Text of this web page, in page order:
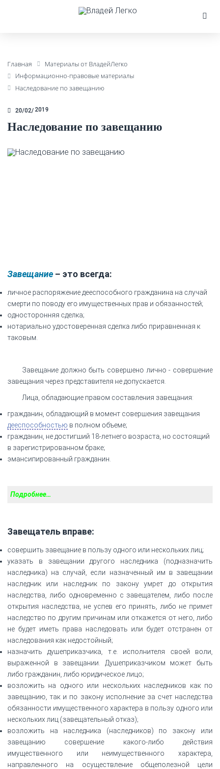
Главная
Материалы от ВладейЛегко
Информационно-правовые материалы
Наследование по завещанию
20/02 2019
Наследование по завещанию
Завещание – это всегда:
личное распоряжение дееспособного гражданина на случай
смерти по поводу его имущественных прав и обязанностей;
односторонняя сделка;
нотариально удостоверенная сделка либо приравненная к
таковым.
Завещание должно быть совершено лично - совершение
завещания через представителя не допускается.
Лица, обладающие правом составления завещания:
гражданин, обладающий в момент совершения завещания
дееспособностью в полном объеме;
гражданин, не достигший 18-летнего возраста, но состоящий
в зарегистрированном браке;
эмансипированный гражданин.
Подробнее…
Завещатель вправе:
совершить завещание в пользу одного или нескольких лиц;
указать в завещании другого наследника (подназначить
наследника) на случай, если назначенный им в завещании
наследник или наследник по закону умрет до открытия
наследства, либо одновременно с завещателем, либо после
открытия наследства, не успев его принять, либо не примет
наследство по другим причинам или откажется от него, либо
не будет иметь права наследовать или будет отстранен от
наследования как недостойный;
назначить душеприказчика, т.е. исполнителя своей воли,
выраженной в завещании. Душеприказчиком может быть
либо гражданин, либо юридическое лицо;
возложить на одного или нескольких наследников как по
завещанию, так и по закону исполнение за счет наследства
обязанности имущественного характера в пользу одного или
нескольких лиц (завещательный отказ);
возложить на наследника (наследников) по закону или
завещанию совершение какого-либо действия
имущественного или неимущественного характера,
направленного на осуществление общеполезной цели